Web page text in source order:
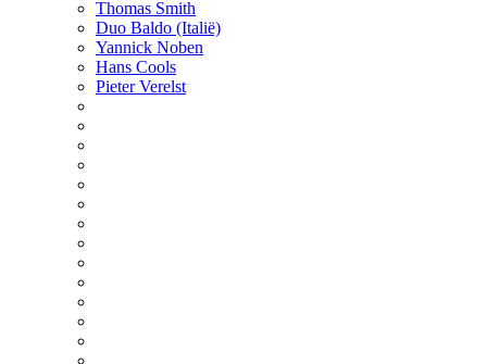
Thomas Smith
Duo Baldo (Italië)
Yannick Noben
Hans Cools
Pieter Verelst